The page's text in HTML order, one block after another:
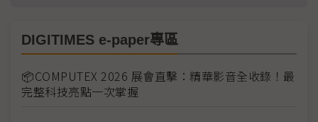
DIGITIMES e-paper專區
📦COMPUTEX 2026 展會直擊：精華影音全收錄！最
完整科技亮點一次掌握